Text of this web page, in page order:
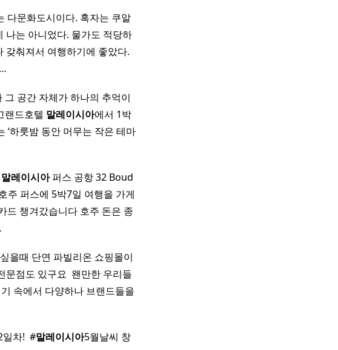
다문화도시이다. 혹자는 쿠알
나는 아니었다. 물가도 적당하
갖춰져서 여행하기에 좋았다.
공간 자체가 하나의 추억이
랜드호텔 말레이시아에서 1박
‘하룻밤 동안 머무는 작은 테마
말레이시아퍼스 공항 32 Boud
주 퍼스에 5박7일 여행을 가게
드 챙겨갔습니다 호주 돈은 종
을때 단연 파빌리온 쇼핑몰이
문점도 있구요 ​ 왠만한 우리들
속에서 다양하나 브랜드들을
일차! ​ #말레이시아5월날씨​ 창